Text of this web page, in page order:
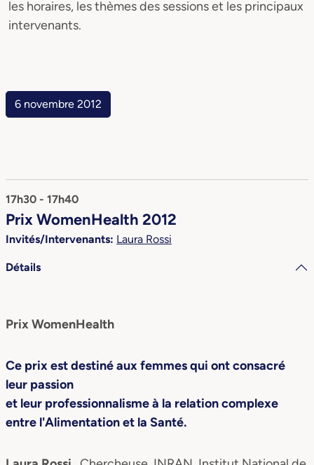
les horaires, les thèmes des sessions et les principaux
intervenants.
6 novembre 2012
17h30 - 17h40
Prix WomenHealth 2012
Invités/Intervenants: Laura Rossi
Détails
Prix WomenHealth
Ce prix est destiné aux femmes qui ont consacré
leur passion
et leur professionnalisme à la relation complexe
entre l'Alimentation et la Santé.